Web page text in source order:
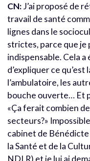
CN:J’ai proposé de
travail de santé
lignes dans le
strictes, parce que je
indispensable. Cela
d’expliquer ce
l’ambulatoire, les
bouche ouverte… Et
«Ça ferait combien
secteurs?»
cabinet de Bénédicte
la Santé et de la
NDLR) et je lui ai